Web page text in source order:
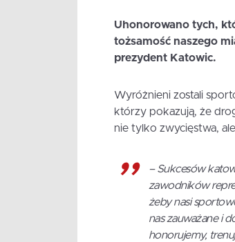
Uhonorowano tych,
tożsamość naszego
prezydent Katowic.
Wyróżnieni zostali
którzy pokazują, że
nie tylko zwycięstwa,
– Sukcesów
zawodników
żeby nasi
nas zauważane i
honorujemy,